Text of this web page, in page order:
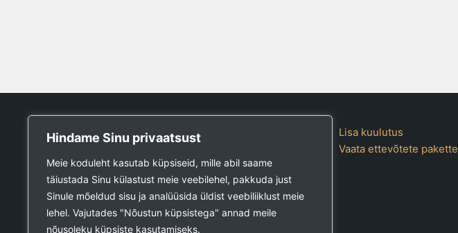
Hindame Sinu privaatsust
Meie koduleht kasutab küpsiseid, mille abil saame
täiustada Sinu külastust meie veebilehel, pakkuda just
Sinule mõeldud sisu ja analüüsida üldist veebiliiklust meie
lehel. Vajutades "Nõustun küpsistega" annad meile
nõusoleku küpsiste kasutamiseks.
Tööpank
Kuulutused
Firmad ja teenused
Ehitustööde päring
Ehitusmaterjali päring
Lisa kuulutus
Vaata ettevõtete pakette